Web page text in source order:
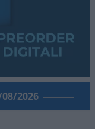
08/2026